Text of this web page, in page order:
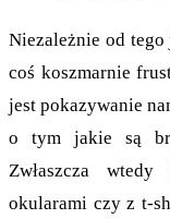
Niezależnie od
coś koszmarnie
jest pokazywanie
o tym jakie są
Zwłaszcza
okularami czy z t-